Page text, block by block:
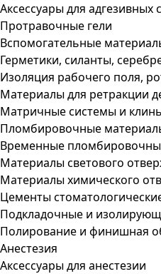
Аксессуары для адгезивных
Протравочные гели
Вспомогательные
Герметики, силанты,
Изоляция рабочего поля,
Материалы для ретракции
Матричные системы и
Пломбировочные
Временные
Материалы светового
Материалы химического
Цементы
Подкладочные и
Полирование и финишная
Анестезия
Аксессуары для анестезии